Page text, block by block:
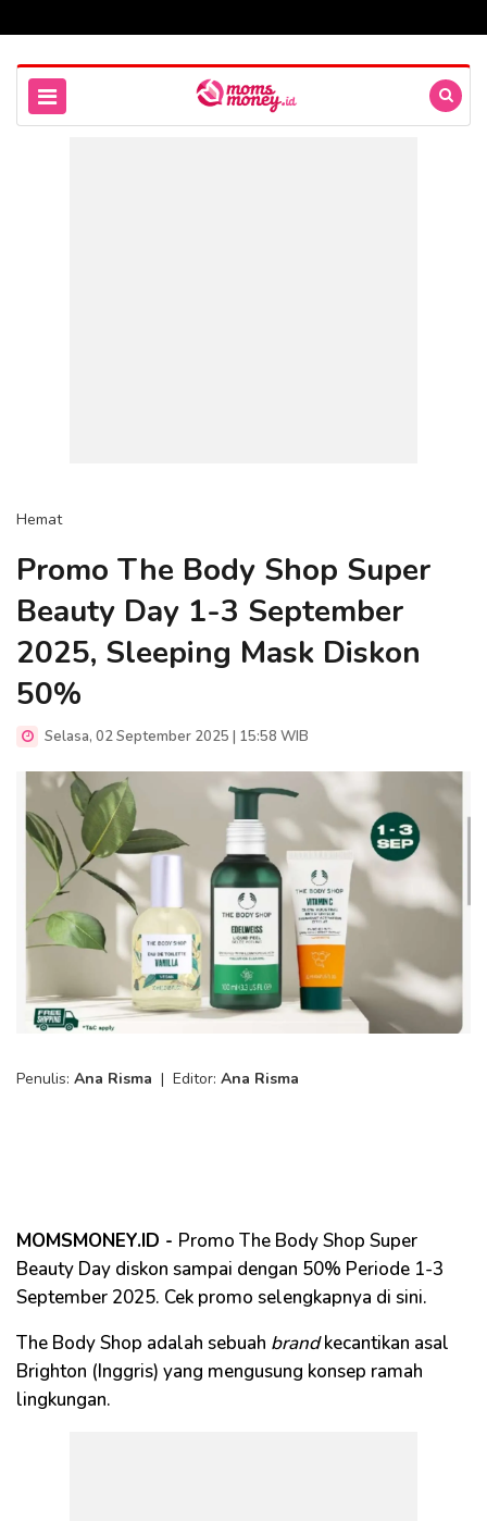
Hemat
Promo The Body Shop Super
Beauty Day 1-3 September
2025, Sleeping Mask Diskon
50%
Selasa, 02 September 2025 | 15:58 WIB
Penulis: Ana Risma | Editor: Ana Risma
MOMSMONEY.ID - Promo The Body Shop Super
Beauty Day diskon sampai dengan 50% Periode 1-3
September 2025. Cek promo selengkapnya di sini.
The Body Shop adalah sebuah brandkecantikan asal
Brighton (Inggris) yang mengusung konsep ramah
lingkungan.